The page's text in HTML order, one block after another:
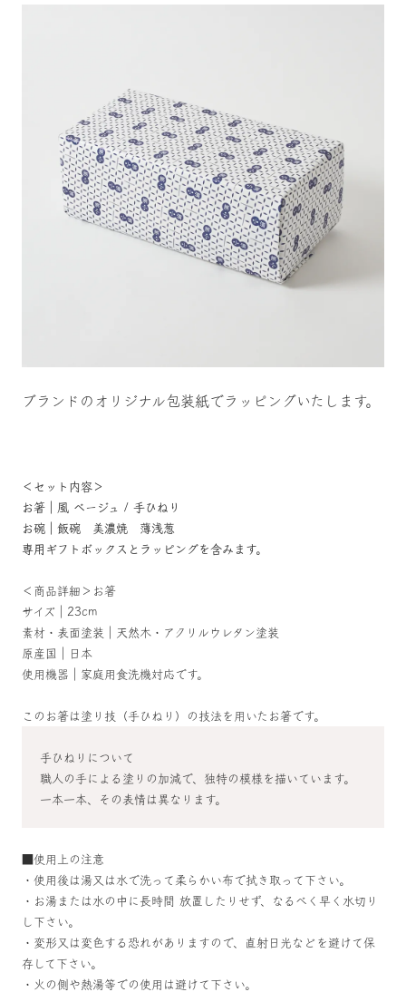
ブランドのオリジナル包装紙でラッピングいたします。
＜セット内容＞
お箸｜風 ベージュ / 手ひねり
お碗｜飯碗 美濃焼 薄浅葱
専用ギフトボックスとラッピングを含みます。
＜商品詳細＞お箸
サイズ｜23cm
素材・表面塗装｜天然木・アクリルウレタン塗装
原産国｜日本
使用機器｜家庭用食洗機対応です。
このお箸は塗り技（手ひねり）の技法を用いたお箸です。
手ひねりについて
職人の手による塗りの加減で、独特の模様を描いています。
一本一本、その表情は異なります。
■使用上の注意
・使用後は湯又は水で洗って柔らかい布で拭き取って下さい。
・お湯または水の中に長時間 放置したりせず、なるべく早く水切り
し下さい。
・変形又は変色する恐れがありますので、直射日光などを避けて保
存して下さい。
・火の側や熱湯等での使用は避けて下さい。